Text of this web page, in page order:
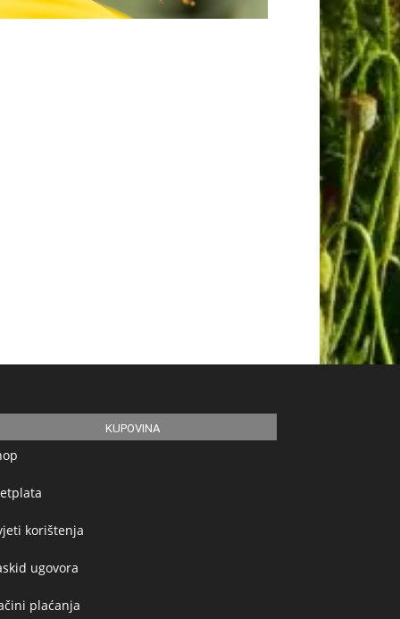
KUPOVINA
korištenja
ugovora
plaćanja